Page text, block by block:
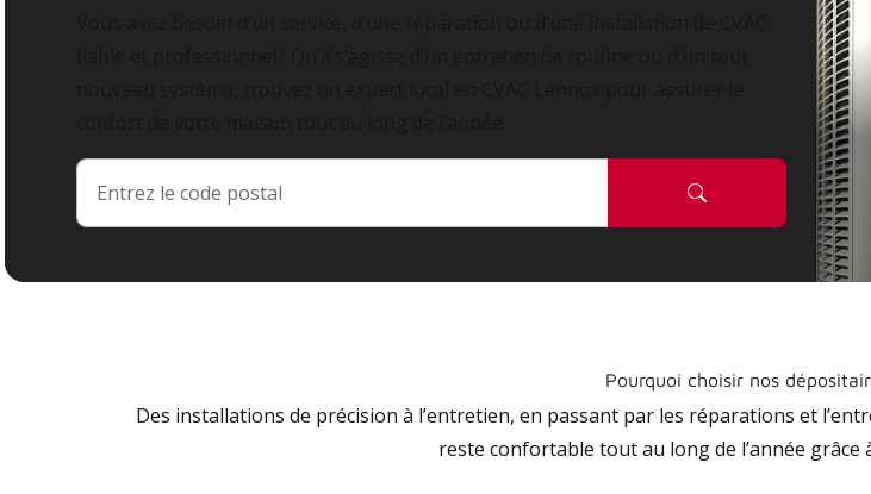
Pourquoi choisir nos
Des installations de précision à l’entretien, en passant par les réparations et
reste confortable tout au long de l’année